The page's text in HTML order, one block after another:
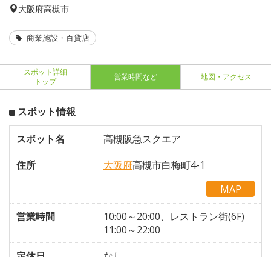
大阪府高槻市
商業施設・百貨店
スポット詳細
トップ
営業時間など 地図・アクセス
スポット情報
スポット名
高槻阪急スクエア
住所
大阪府高槻市白梅町4-1
MAP
営業時間
10:00～20:00、レストラン街(6F)
11:00～22:00